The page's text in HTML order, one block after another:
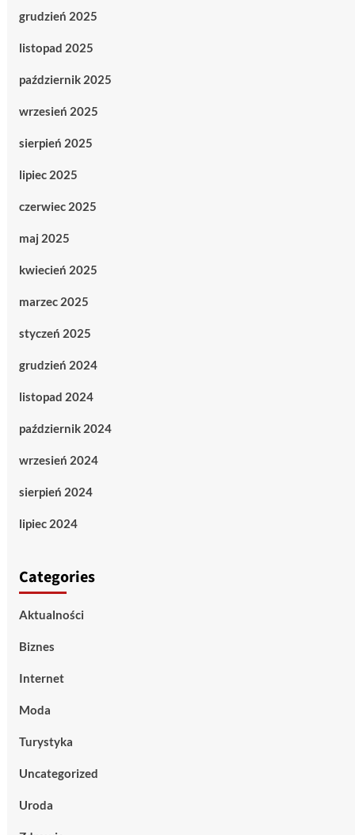
grudzień 2025
listopad 2025
październik 2025
wrzesień 2025
sierpień 2025
lipiec 2025
czerwiec 2025
maj 2025
kwiecień 2025
marzec 2025
styczeń 2025
grudzień 2024
listopad 2024
październik 2024
wrzesień 2024
sierpień 2024
lipiec 2024
Categories
Aktualności
Biznes
Internet
Moda
Turystyka
Uncategorized
Uroda